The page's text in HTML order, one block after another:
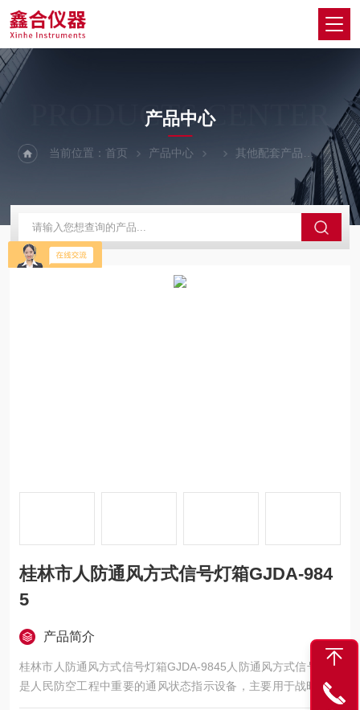
PRODUCTS CENTER
产品中心
当前位置：首页 产品中心 其他配套产品 桂林
桂林市人防通风方式信号灯箱GJDA-984
5
产品简介
桂林市人防通风方式信号灯箱GJDA-9845人防通风方式信号灯箱
是人民防空工程中重要的通风状态指示设备，主要用于战时或紧
急状态下，向工程内部人员清晰展示当前通风系统的运行方式，